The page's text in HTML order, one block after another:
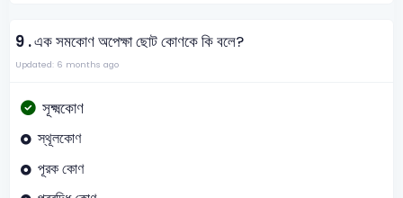
9 .এক সমকোণ অপেক্ষা ছোট কোণকে কি বলে?
Updated: 6 months ago
সূক্ষ্মকোণ
স্থূলকোণ
পূরক কোণ